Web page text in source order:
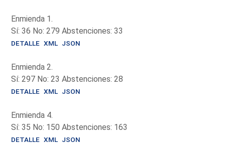
Enmienda 1.
Sí: 36 No: 279 Abstenciones: 33
DETALLE XML JSON
Enmienda 2.
Sí: 297 No: 23 Abstenciones: 28
DETALLE XML JSON
Enmienda 4.
Sí: 35 No: 150 Abstenciones: 163
DETALLE XML JSON